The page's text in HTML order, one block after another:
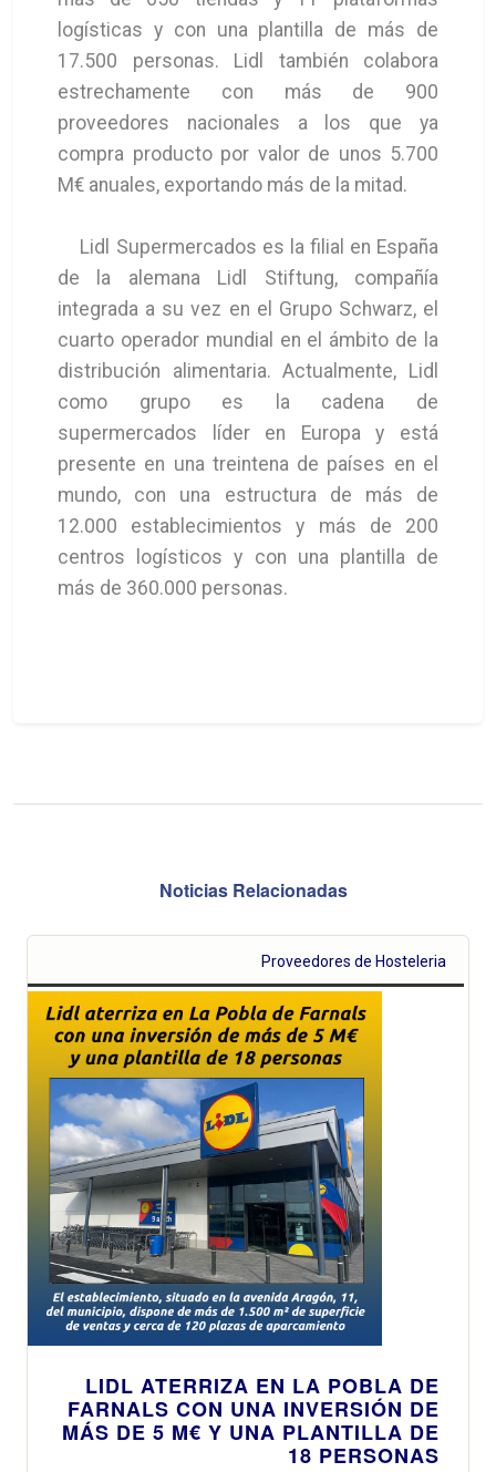
logísticas y con una plantilla de más de
17.500 personas. Lidl también colabora
estrechamente con más de 900
proveedores nacionales a los que ya
compra producto por valor de unos 5.700
M€ anuales, exportando más de la mitad.
Lidl Supermercados es la filial en España
de la alemana Lidl Stiftung, compañía
integrada a su vez en el Grupo Schwarz, el
cuarto operador mundial en el ámbito de la
distribución alimentaria. Actualmente, Lidl
como grupo es la cadena de
supermercados líder en Europa y está
presente en una treintena de países en el
mundo, con una estructura de más de
12.000 establecimientos y más de 200
centros logísticos y con una plantilla de
más de 360.000 personas.
Noticias Relacionadas
Proveedores de Hosteleria
LIDL ATERRIZA EN LA POBLA DE
FARNALS CON UNA INVERSIÓN DE
MÁS DE 5 M€ Y UNA PLANTILLA DE
18 PERSONAS